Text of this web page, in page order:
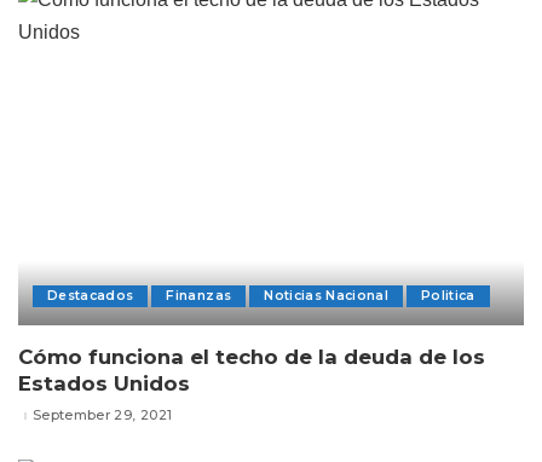
Destacados Finanzas Noticias Nacional Politica
Cómo funciona el techo de la deuda de los
Estados Unidos
September 29, 2021